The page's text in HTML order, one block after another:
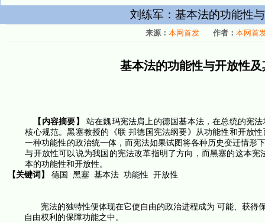
刘练军：基本法的功能性
来源： 本网首发 作者： 本网首
基本法的功能性与开放性及
【内容摘要】
站在魏玛宪法肩上的德国基本法，在总统的宪
核心规范。黑塞教授的《联 邦德国宪法纲要》从功能性和开放
一种功能性的政治统一体，而宪法如果试图将各种历史变迁情形
与开放性可以说为我国的宪法改革指明了方向，而黑塞的这本
本的功能性和开放性。
【关键词】
德国 黑塞 基本法 功能性 开放性
宪法的独特性便体现在它使自由的政治进程成为 可能、获
自由权利的保障功能之中。